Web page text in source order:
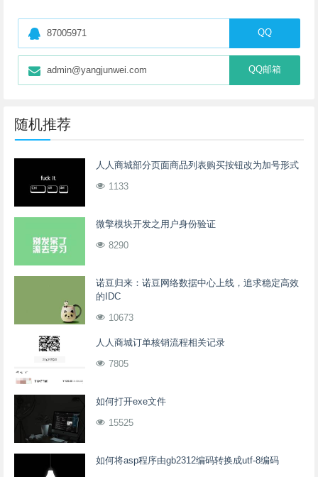
87005971 QQ
admin@yangjunwei.com QQ邮箱
随机推荐
人人商城部分页面商品列表购买按钮改为加号形式
1133
微擎模块开发之用户身份验证
8290
诺豆归来：诺豆网络数据中心上线，追求稳定高效
的IDC
10673
人人商城订单核销流程相关记录
7805
如何打开exe文件
15525
如何将asp程序由gb2312编码转换成utf-8编码